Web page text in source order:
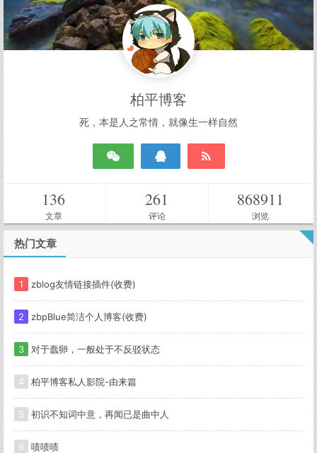
柏平博客
死，本是人之常情，就像生一样自然
136
文章
261
评论
868911
浏览
热门文章
1 zblog友情链接插件(收费)
2 zbpBlue简洁个人博客(收费)
3 对于蠢卵，一般处于不反驳状态
4 柏平博客私人影院-由来篇
5 初识不知词中意，再闻已是曲中人
6 啧啧啧